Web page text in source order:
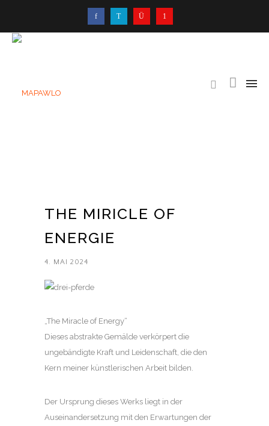
THE MIRICLE OF
ENERGIE
4. MAI 2024
„The Miracle of Energy“
Dieses abstrakte Gemälde verkörpert die
ungebändigte Kraft und Leidenschaft, die den
Kern meiner künstlerischen Arbeit bilden.
Der Ursprung dieses Werks liegt in der
Auseinandersetzung mit den Erwartungen der